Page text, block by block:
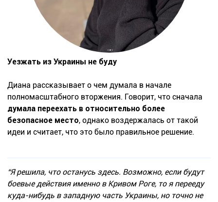
Уезжать из Украины не буду
Диана рассказывает о чем думала в начале
полномасштабного вторжения. Говорит, что сначала
думала переехать в относительно более
безопасное место, однако воздержалась от такой
идеи и считает, что это было правильное решение.
“Я решила, что останусь здесь. Возможно, если будут
боевые действия именно в Кривом Роге, то я перееду
куда-нибудь в западную часть Украины, но точно не